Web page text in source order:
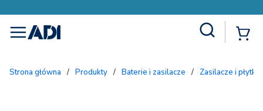
menu
Strona główna / Produkty / Baterie i zasilacze / Zasilacze i płytki